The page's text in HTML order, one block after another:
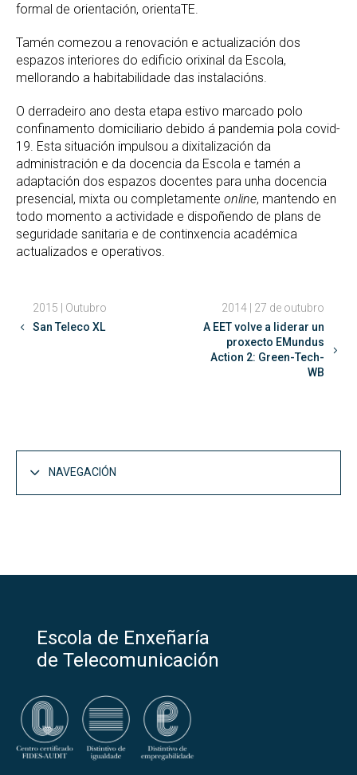
formal de orientación, orientaTE.
Tamén comezou a renovación e actualización dos
espazos interiores do edificio orixinal da Escola,
mellorando a habitabilidade das instalacións.
O derradeiro ano desta etapa estivo marcado polo
confinamento domiciliario debido á pandemia pola covid-
19. Esta situación impulsou a dixitalización da
administración e da docencia da Escola e tamén a
adaptación dos espazos docentes para unha docencia
presencial, mixta ou completamente online, mantendo en
todo momento a actividade e dispoñendo de plans de
seguridade sanitaria e de continxencia académica
actualizados e operativos.
2015 | Outubro
San Teleco XL
2014 | 27 de outubro
A EET volve a liderar un
proxecto EMundus
Action 2: Green-Tech-
WB
NAVEGACIÓN
Historia
Localización
Entidades colaboradoras
Escola de Enxeñaría
de Telecomunicación